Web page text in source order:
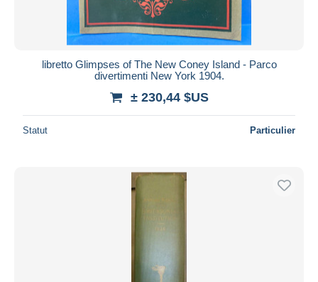
libretto Glimpses of The New Coney Island - Parco
divertimenti New York 1904.
± 230,44 $US
Statut Particulier